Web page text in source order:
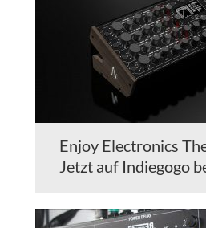
Enjoy Electronics
Jetzt auf Indiegogo